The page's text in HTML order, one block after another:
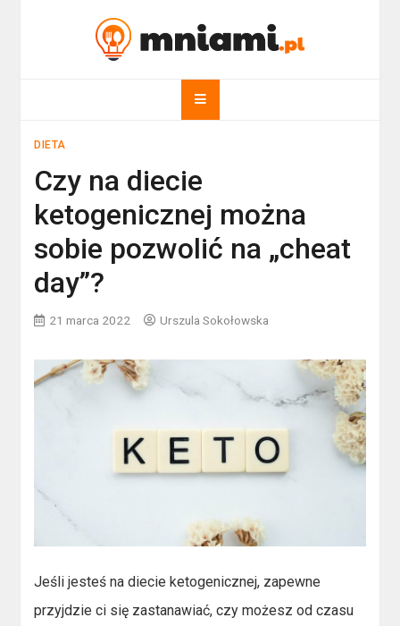
mniami.pl
DIETA
Czy na diecie
ketogenicznej można
sobie pozwolić na „cheat
day”?
21 marca 2022 Urszula Sokołowska
Jeśli jesteś na diecie ketogenicznej, zapewne
przyjdzie ci się zastanawiać, czy możesz od czasu